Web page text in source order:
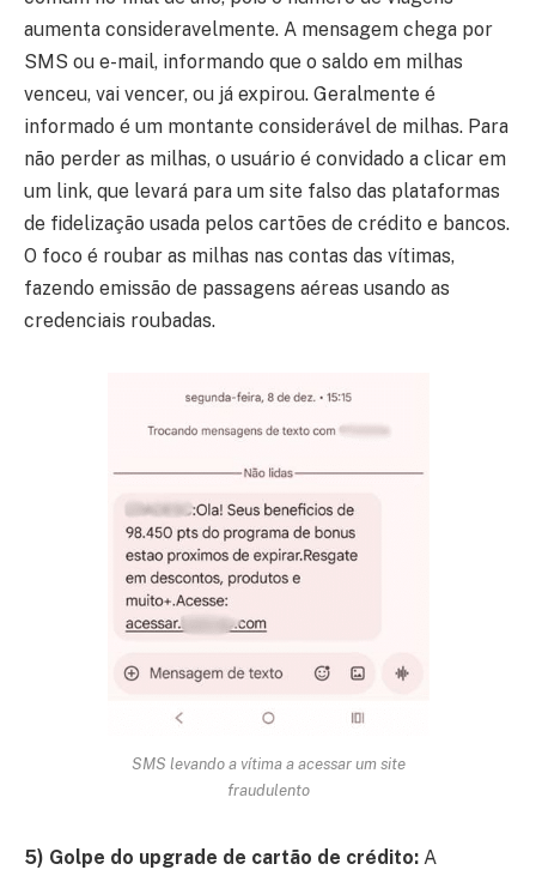
aumenta consideravelmente. A mensagem chega por
SMS ou e-mail, informando que o saldo em milhas
venceu, vai vencer, ou já expirou. Geralmente é
informado é um montante considerável de milhas. Para
não perder as milhas, o usuário é convidado a clicar em
um link, que levará para um site falso das plataformas
de fidelização usada pelos cartões de crédito e bancos.
O foco é roubar as milhas nas contas das vítimas,
fazendo emissão de passagens aéreas usando as
credenciais roubadas.
SMS levando a vítima a acessar um site
fraudulento
5) Golpe do upgrade de cartão de crédito: A